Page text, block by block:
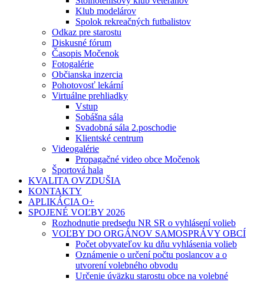
Klub modelárov
Spolok rekreačných futbalistov
Odkaz pre starostu
Diskusné fórum
Časopis Močenok
Fotogalérie
Občianska inzercia
Pohotovosť lekární
Virtuálne prehliadky
Vstup
Sobášna sála
Svadobná sála 2.poschodie
Klientské centrum
Videogalérie
Propagačné video obce Močenok
Športová hala
KVALITA OVZDUŠIA
KONTAKTY
APLIKÁCIA O+
SPOJENÉ VOĽBY 2026
Rozhodnutie predsedu NR SR o vyhlásení volieb
VOĽBY DO ORGÁNOV SAMOSPRÁVY OBCÍ
Počet obyvateľov ku dňu vyhlásenia volieb
Oznámenie o určení počtu poslancov a o
utvorení volebného obvodu
Určenie úväzku starostu obce na volebné